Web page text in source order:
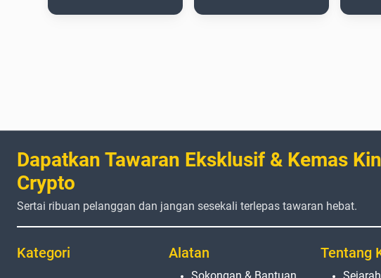
Dapatkan Tawaran Eksklusif & Kemas
Crypto
Sertai ribuan pelanggan dan jangan sesekali terlepas tawaran hebat.
Kategori Alatan
Sokongan & Bantuan
Tentang